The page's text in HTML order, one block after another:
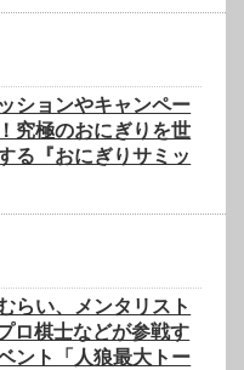
ションやキャンペー
究極のおにぎりを世
る『おにぎりサミッ
らい、メンタリスト
ロ棋士などが参戦す
ント「人狼最大トー